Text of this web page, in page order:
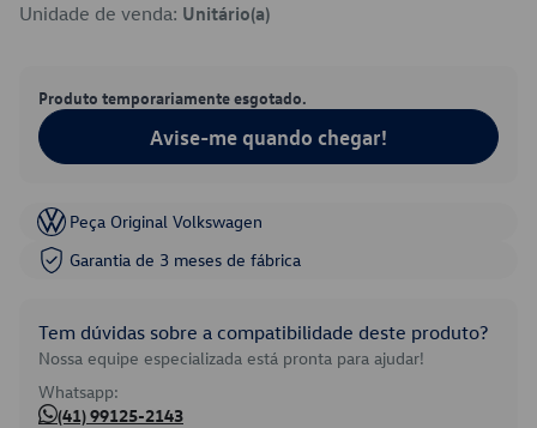
Unidade de venda: Unitário(a)
Produto temporariamente esgotado.
Avise-me quando chegar!
Peça Original Volkswagen
Garantia de 3 meses de fábrica
Tem dúvidas sobre a compatibilidade deste produto?
Nossa equipe especializada está pronta para ajudar!
Whatsapp:
(41) 99125-2143